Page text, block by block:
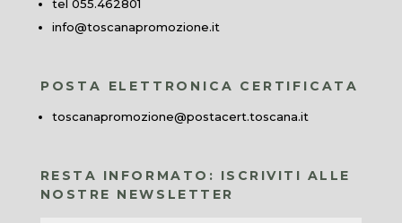
tel 055.462801
info@toscanapromozione.it
POSTA ELETTRONICA CERTIFICATA
toscanapromozione@postacert.toscana.it
RESTA INFORMATO: ISCRIVITI ALLE
NOSTRE NEWSLETTER